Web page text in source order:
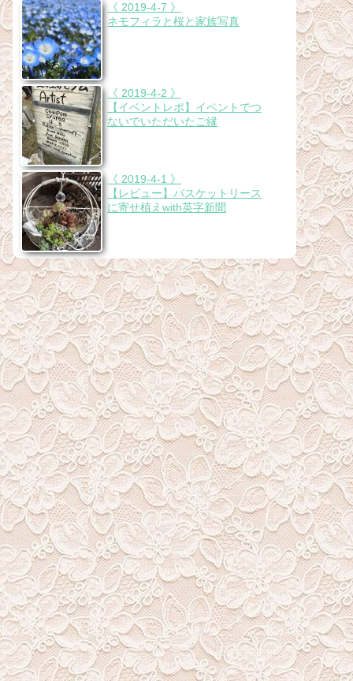
《 2019-4-7 》
ネモフィラと桜と家族写真
《 2019-4-2 》
【イベントレポ】イベントでつ
ないでいただいたご縁
《 2019-4-1 》
【レビュー】バスケットリース
に寄せ植えwith英字新聞